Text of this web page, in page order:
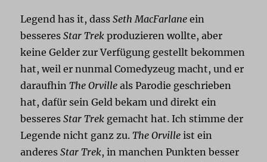
Legend has it, dassSeth MacFarlane ein
besseresStar Trek produzieren wollte, aber
keine Gelder zur Verfügung gestellt bekommen
hat, weil er nunmal Comedyzeug macht, und er
daraufhinThe Orville als Parodie geschrieben
hat, dafür sein Geld bekam und direkt ein
besseresStar Trek gemacht hat. Ich stimme der
Legende nicht ganz zu.The Orville ist ein
anderesStar Trek, in manchen Punkten besser